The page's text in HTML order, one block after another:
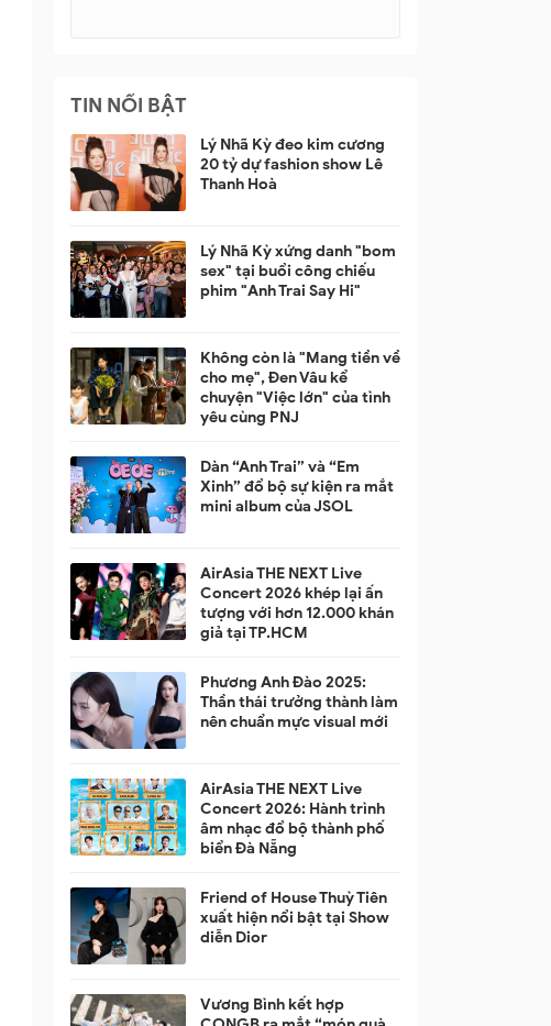
TIN NỔI BẬT
Lý Nhã Kỳ đeo kim cương
20 tỷ dự fashion show Lê
Thanh Hoà
Lý Nhã Kỳ xứng danh "bom
sex" tại buổi công chiếu
phim "Anh Trai Say Hi"
Không còn là "Mang tiền về
cho mẹ", Đen Vâu kể
chuyện "Việc lớn" của tình
yêu cùng PNJ
Dàn “Anh Trai” và “Em
Xinh” đổ bộ sự kiện ra mắt
mini album của JSOL
AirAsia THE NEXT Live
Concert 2026 khép lại ấn
tượng với hơn 12.000 khán
giả tại TP.HCM
Phương Anh Đào 2025:
Thần thái trưởng thành làm
nên chuẩn mực visual mới
AirAsia THE NEXT Live
Concert 2026: Hành trình
âm nhạc đổ bộ thành phố
biển Đà Nẵng
Friend of House Thuỳ Tiên
xuất hiện nổi bật tại Show
diễn Dior
Vương Bình kết hợp